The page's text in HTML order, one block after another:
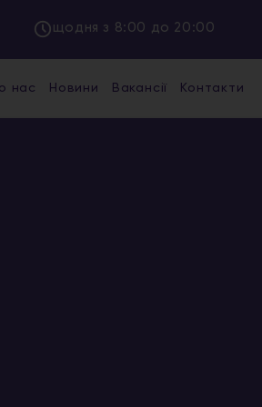
щодня з 8:00 до 20:00
нас Новини Вакансії Контакти